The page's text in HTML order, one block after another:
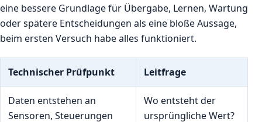
eine bessere Grundlage für Übergabe, Lernen, Wartung
oder spätere Entscheidungen als eine bloße Aussage,
beim ersten Versuch habe alles funktioniert.
Technischer Prüfpunkt Leitfrage
Daten entstehen an
Sensoren, Steuerungen
Wo entsteht der
ursprüngliche Wert?